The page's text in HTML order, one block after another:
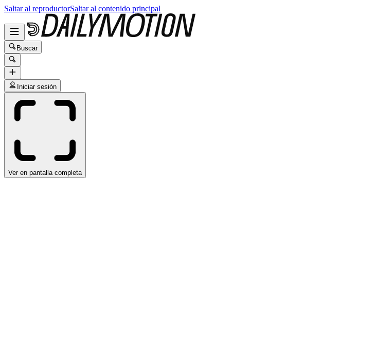
Saltar al reproductorSaltar al contenido principal
Buscar
Iniciar sesión
Ver en pantalla completa